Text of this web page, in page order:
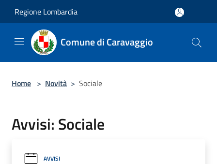
Regione Lombardia
Comune di Caravaggio
Home > Novità > Sociale
Avvisi: Sociale
AVVISI